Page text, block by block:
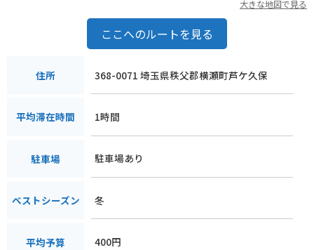
大きな地図で見る
ここへのルートを見る
住所 368-0071 埼玉県秩父郡横瀬町芦ケ久保
平均滞在時間 1時間
駐車場 駐車場あり
ベストシーズン 冬
平均予算 400円